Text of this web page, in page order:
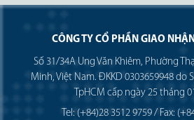
CÔNG TY CỔ PHẦN GIAO
Số 31/34A Ung Văn Khiêm, Phường
Minh, Việt Nam. ĐKKD 0303659948 do
TpHCM cấp ngày 25 tháng
Tel: (+84)28 3512 9759 / Fax: